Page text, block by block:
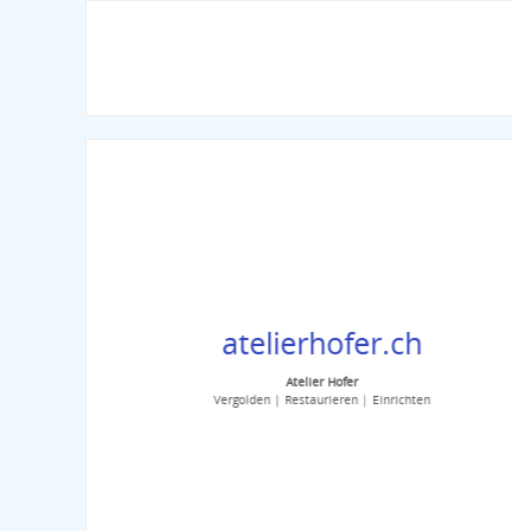
atelierhofer.ch
Atelier Hofer
Vergolden | Restaurieren | Einrichten